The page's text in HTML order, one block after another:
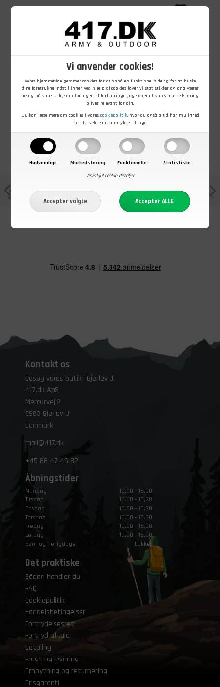
Vi anvender cookies!
Vores hjemmeside gemmer cookies for at opnå en funktionel side og for at huske
dine foretrukne indstillinger. Ved hjælp af cookies laver vi statistikker og analyserer
besøg på vores side, som bidrager til forbedringer, og sikrer at vores markedsføring
bliver relevant for dig.
Du kan læse mere om cookies i vores cookiepolitik, hvor du også altid har mulighed
for at trække dit samtykke tilbage.
Nødvendige Markedsføring Funktionelle
Statistiske
Vis/skjul cookie detaljer
kasserolle
På lager - Køb nu
249,00DKK
lågpande Ø22
cm
På lager - Køb nu
Termo
undertrøje,
Rund hals, M
På lager - Køb nu
Kontakt os
Besøg vores butik i Gjerlev J.
417.dk ApS
Mercurvej 2
8983 Gjerlev J
Danmark
mail@417.dk
+45 86 47 45 82
Åbningstider
Mandag
10.00 – 16.30
Tirsdag
10.00 – 16.30
Onsdag
10.00 – 16.30
Torsdag
10.00 – 16.30
Fredag
10.00 – 16.30
Lørdag
10.00 – 15.00
Søn- og helligdage
Lukket
Det praktiske
Sådan handler du
FAQ
Cookiepolitik
Handelsbetingelser
Fortrydelsesret
Fortryd aftale
Betaling
Fragt og levering
Ombytning og returnering
Prisgaranti